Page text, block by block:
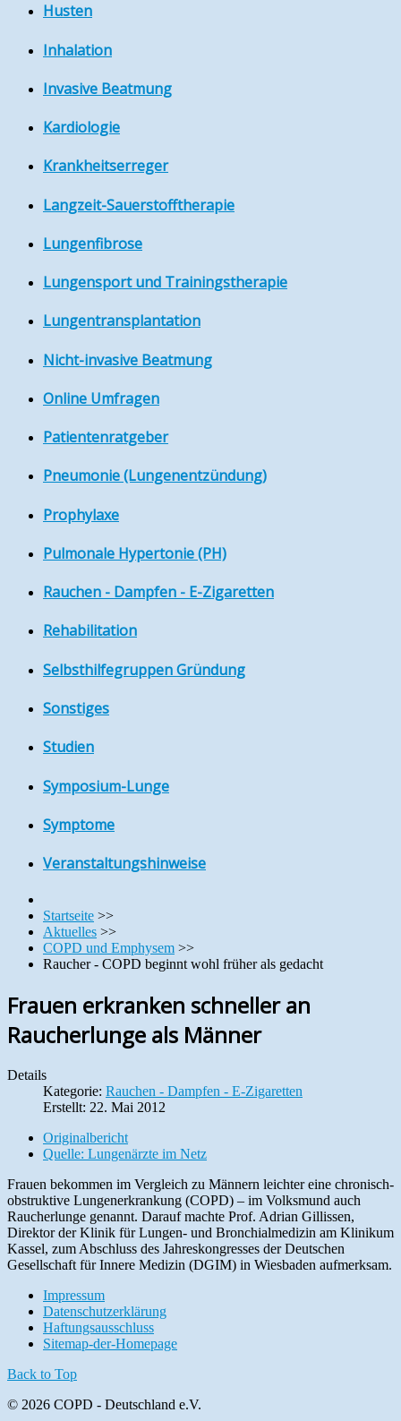
Husten
Inhalation
Invasive Beatmung
Kardiologie
Krankheitserreger
Langzeit-Sauerstofftherapie
Lungenfibrose
Lungensport und Trainingstherapie
Lungentransplantation
Nicht-invasive Beatmung
Online Umfragen
Patientenratgeber
Pneumonie (Lungenentzündung)
Prophylaxe
Pulmonale Hypertonie (PH)
Rauchen - Dampfen - E-Zigaretten
Rehabilitation
Selbsthilfegruppen Gründung
Sonstiges
Studien
Symposium-Lunge
Symptome
Veranstaltungshinweise
Startseite >>
Aktuelles >>
COPD und Emphysem >>
Raucher - COPD beginnt wohl früher als gedacht
Frauen erkranken schneller an
Raucherlunge als Männer
Details
Kategorie: Rauchen - Dampfen - E-Zigaretten
Erstellt: 22. Mai 2012
Originalbericht
Quelle: Lungenärzte im Netz
Frauen bekommen im Vergleich zu Männern leichter eine chronisch-
obstruktive Lungenerkrankung (COPD) – im Volksmund auch
Raucherlunge genannt. Darauf machte Prof. Adrian Gillissen,
Direktor der Klinik für Lungen- und Bronchialmedizin am Klinikum
Kassel, zum Abschluss des Jahreskongresses der Deutschen
Gesellschaft für Innere Medizin (DGIM) in Wiesbaden aufmerksam.
Impressum
Datenschutzerklärung
Haftungsausschluss
Sitemap-der-Homepage
Back to Top
© 2026 COPD - Deutschland e.V.